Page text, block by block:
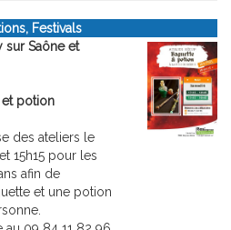
Festivals
Saône et
potion
des ateliers le
15h15 pour les
afin de
et une potion